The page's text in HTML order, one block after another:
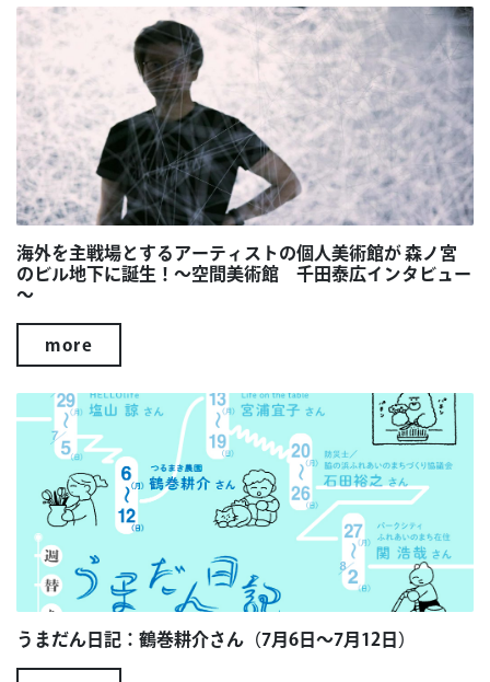
海外を主戦場とするアーティストの個人美術館が 森ノ宮
のビル地下に誕生！～空間美術館 千田泰広インタビュー
～
more
うまだん日記：鶴巻耕介さん（7月6日～7月12日）